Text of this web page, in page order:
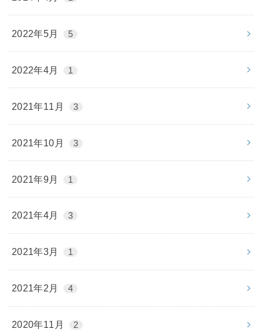
2022年5月 5
2022年4月 1
2021年11月 3
2021年10月 3
2021年9月 1
2021年4月 3
2021年3月 1
2021年2月 4
2020年11月 2